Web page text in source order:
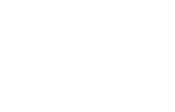
Keine tränenden Augen von Duftstoffen
Verreisen sehr günstig. Ich bin voll